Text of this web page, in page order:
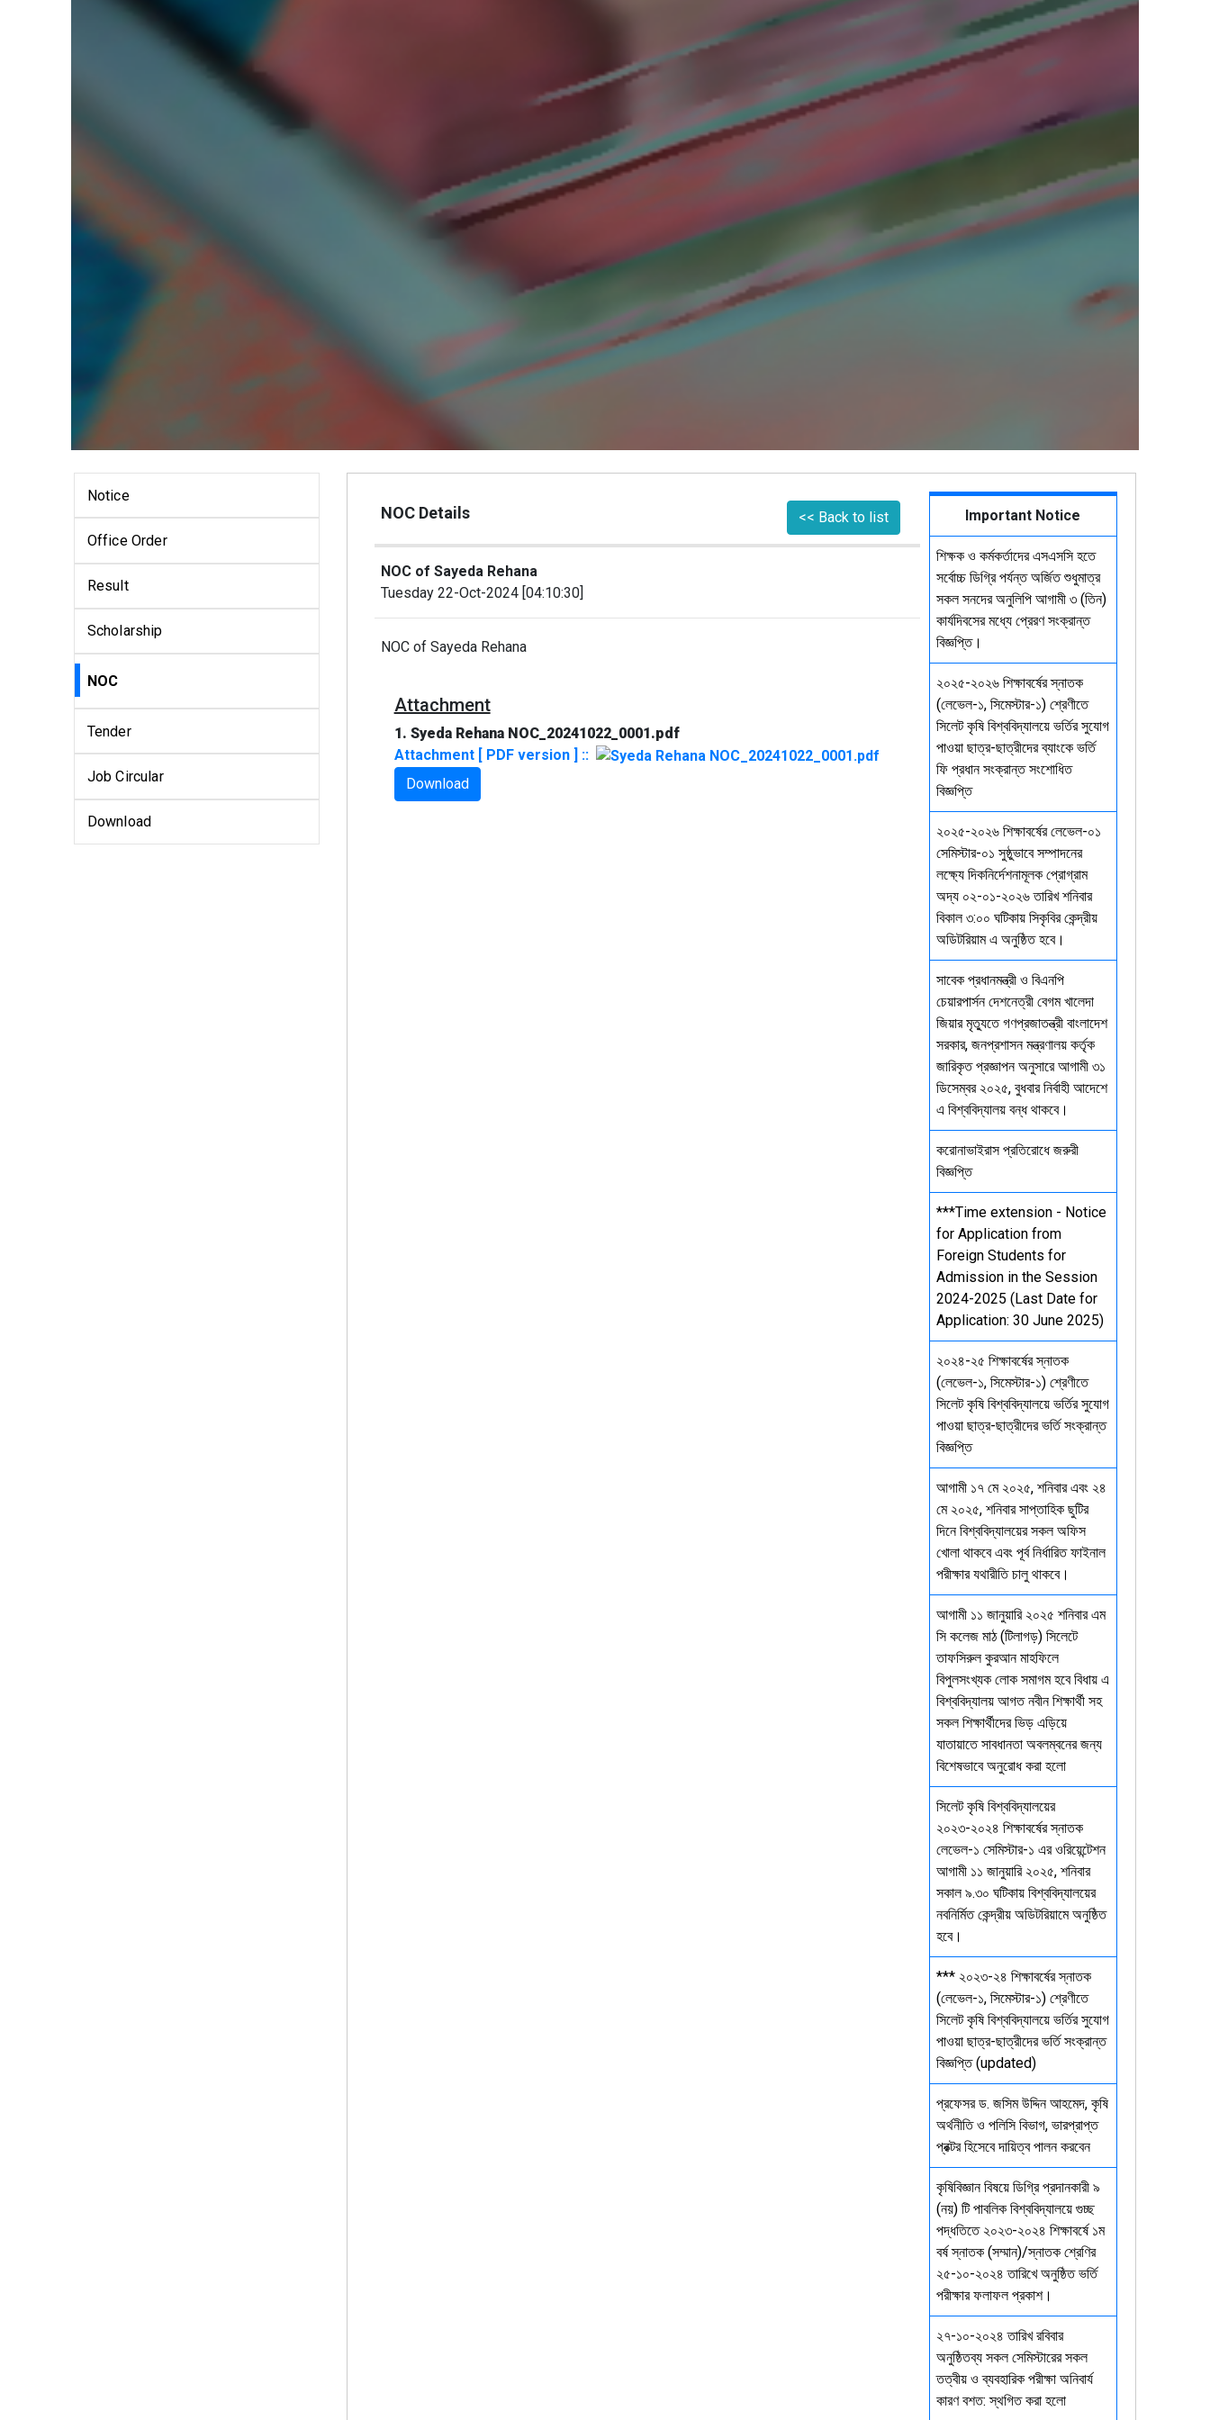
Notice
Office Order
Result
Scholarship
NOC
Tender
Job Circular
Download
NOC Details << Back to list
NOC of Sayeda Rehana
Tuesday 22-Oct-2024 [04:10:30]
NOC of Sayeda Rehana
Attachment
1. Syeda Rehana NOC_20241022_0001.pdf
Attachment [ PDF version ] ::
Download
Important Notice
শিক্ষক ও কর্মকর্তাদের এসএসসি হতে
সর্বোচ্চ ডিগ্রি পর্যন্ত অর্জিত শুধুমাত্র
সকল সনদের অনুলিপি আগামী ৩ (তিন)
কার্যদিবসের মধ্যে প্রেরণ সংক্রান্ত
বিজ্ঞপ্তি।
২০২৫-২০২৬ শিক্ষাবর্ষের স্নাতক
(লেভেল-১, সিমেস্টার-১) শ্রেণীতে
সিলেট কৃষি বিশ্ববিদ্যালয়ে ভর্তির সুযোগ
পাওয়া ছাত্র-ছাত্রীদের ব্যাংকে ভর্তি
ফি প্রধান সংক্রান্ত সংশোধিত
বিজ্ঞপ্তি
২০২৫-২০২৬ শিক্ষাবর্ষের লেভেল-০১
সেমিস্টার-০১ সুষ্ঠুভাবে সম্পাদনের
লক্ষ্যে দিকনির্দেশনামূলক প্রোগ্রাম
অদ্য ০২-০১-২০২৬ তারিখ শনিবার
বিকাল ৩:০০ ঘটিকায় সিকৃবির কেন্দ্রীয়
অডিটরিয়াম এ অনুষ্ঠিত হবে।
সাবেক প্রধানমন্ত্রী ও বিএনপি
চেয়ারপার্সন দেশনেত্রী বেগম খালেদা
জিয়ার মৃত্যুতে গণপ্রজাতন্ত্রী বাংলাদেশ
সরকার, জনপ্রশাসন মন্ত্রণালয় কর্তৃক
জারিকৃত প্রজ্ঞাপন অনুসারে আগামী ৩১
ডিসেম্বর ২০২৫, বুধবার নির্বাহী আদেশে
এ বিশ্ববিদ্যালয় বন্ধ থাকবে।
করোনাভাইরাস প্রতিরোধে জরুরী
বিজ্ঞপ্তি
***Time extension - Notice
for Application from
Foreign Students for
Admission in the Session
2024-2025 (Last Date for
Application: 30 June 2025)
২০২৪-২৫ শিক্ষাবর্ষের স্নাতক
(লেভেল-১, সিমেস্টার-১) শ্রেণীতে
সিলেট কৃষি বিশ্ববিদ্যালয়ে ভর্তির সুযোগ
পাওয়া ছাত্র-ছাত্রীদের ভর্তি সংক্রান্ত
বিজ্ঞপ্তি
আগামী ১৭ মে ২০২৫, শনিবার এবং ২৪
মে ২০২৫, শনিবার সাপ্তাহিক ছুটির
দিনে বিশ্ববিদ্যালয়ের সকল অফিস
খোলা থাকবে এবং পূর্ব নির্ধারিত ফাইনাল
পরীক্ষার যথারীতি চালু থাকবে।
আগামী ১১ জানুয়ারি ২০২৫ শনিবার এম
সি কলেজ মাঠ (টিলাগড়) সিলেটে
তাফসিরুল কুরআন মাহফিলে
বিপুলসংখ্যক লোক সমাগম হবে বিধায় এ
বিশ্ববিদ্যালয় আগত নবীন শিক্ষার্থী সহ
সকল শিক্ষার্থীদের ভিড় এড়িয়ে
যাতায়াতে সাবধানতা অবলম্বনের জন্য
বিশেষভাবে অনুরোধ করা হলো
সিলেট কৃষি বিশ্ববিদ্যালয়ের
২০২৩-২০২৪ শিক্ষাবর্ষের স্নাতক
লেভেল-১ সেমিস্টার-১ এর ওরিয়েন্টেশন
আগামী ১১ জানুয়ারি ২০২৫, শনিবার
সকাল ৯.৩০ ঘটিকায় বিশ্ববিদ্যালয়ের
নবনির্মিত কেন্দ্রীয় অডিটরিয়ামে অনুষ্ঠিত
হবে।
*** ২০২৩-২৪ শিক্ষাবর্ষের স্নাতক
(লেভেল-১, সিমেস্টার-১) শ্রেণীতে
সিলেট কৃষি বিশ্ববিদ্যালয়ে ভর্তির সুযোগ
পাওয়া ছাত্র-ছাত্রীদের ভর্তি সংক্রান্ত
বিজ্ঞপ্তি (updated)
প্রফেসর ড. জসিম উদ্দিন আহমেদ, কৃষি
অর্থনীতি ও পলিসি বিভাগ, ভারপ্রাপ্ত
প্রক্টর হিসেবে দায়িত্ব পালন করবেন
কৃষিবিজ্ঞান বিষয়ে ডিগ্রি প্রদানকারী ৯
(নয়) টি পাবলিক বিশ্ববিদ্যালয়ে গুচ্ছ
পদ্ধতিতে ২০২৩-২০২৪ শিক্ষাবর্ষে ১ম
বর্ষ স্নাতক (সম্মান)/স্নাতক শ্রেণির
২৫-১০-২০২৪ তারিখে অনুষ্ঠিত ভর্তি
পরীক্ষার ফলাফল প্রকাশ।
২৭-১০-২০২৪ তারিখ রবিবার
অনুষ্ঠিতব্য সকল সেমিস্টারের সকল
তত্বীয় ও ব্যবহারিক পরীক্ষা অনিবার্য
কারণ বশত: স্থগিত করা হলো